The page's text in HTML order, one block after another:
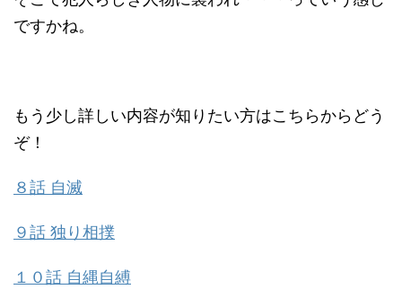
ですかね。
もう少し詳しい内容が知りたい方はこちらからどう
ぞ！
８話 自滅
９話 独り相撲
１０話 自縄自縛